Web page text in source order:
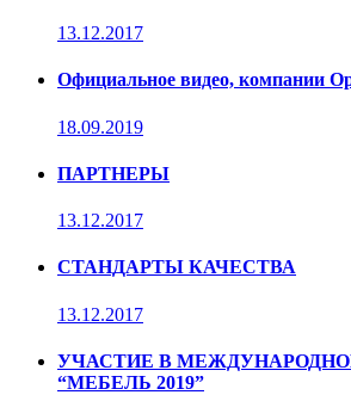
13.12.2017
Официальное видео, компании
18.09.2019
ПАРТНЕРЫ
13.12.2017
СТАНДАРТЫ КАЧЕСТВА
13.12.2017
УЧАСТИЕ В
“МЕБЕЛЬ 2019”